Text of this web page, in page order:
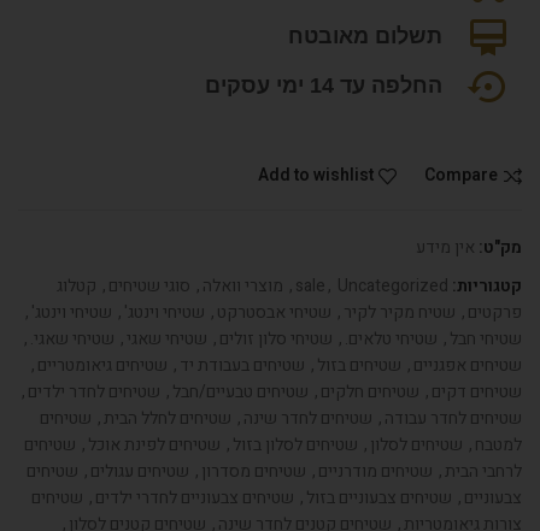
תשלום מאובטח
החלפה עד 14 ימי עסקים
Compare
Add to wishlist
מק"ט: אין מידע
קטגוריות:
sale, Uncategorized
, מוצרי וואלה, סוגי שטיחים, קטלוג
פרקטים, שטיח מקיר לקיר, שטיחי אבסטרקט, שטיחי וינטג', שטיחי וינטג',
שטיחי חבל, שטיחי טלאים., שטיחי סלון זולים, שטיחי שאגי, שטיחי שאגי.,
שטיחים אפגניים, שטיחים בזול, שטיחים בעבודת יד, שטיחים גיאומטריים,
שטיחים דקים, שטיחים חלקים, שטיחים טבעיים/חבל, שטיחים לחדר ילדים,
שטיחים לחדר עבודה, שטיחים לחדר שינה, שטיחים לחלל הבית, שטיחים
למטבח, שטיחים לסלון, שטיחים לסלון בזול, שטיחים לפינת אוכל, שטיחים
לרחבי הבית, שטיחים מודרניים, שטיחים מסדרון, שטיחים עגולים, שטיחים
צבעוניים, שטיחים צבעוניים בזול, שטיחים צבעוניים לחדרי ילדים, שטיחים
צורות גיאומטריות, שטיחים קטנים לחדר שינה, שטיחים קטנים לסלון,